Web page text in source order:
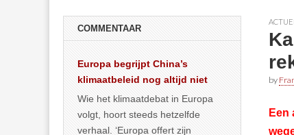
by
Een
COMMENTAAR
Europa begrijpt China’s
klimaatbeleid nog altijd niet
Wie het klimaatdebat in Europa
volgt, hoort steeds hetzelfde
verhaal. ‘Europa offert zijn